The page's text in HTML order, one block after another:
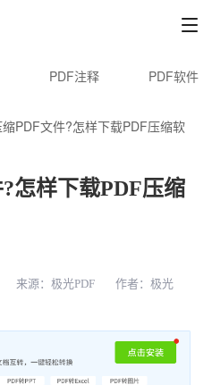
PDF注释 PDF软件
PDF文件?怎样下载PDF压缩软
怎样下载PDF压缩
来源：极光PDF
作者：极光